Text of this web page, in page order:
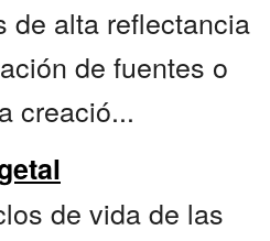
de alta reflectancia
de fuentes o
creació...
de vida de las